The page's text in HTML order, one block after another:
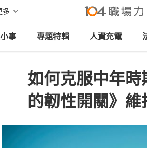
多
事 專題特輯 人資充電
如何克服中年
的韌性開關》